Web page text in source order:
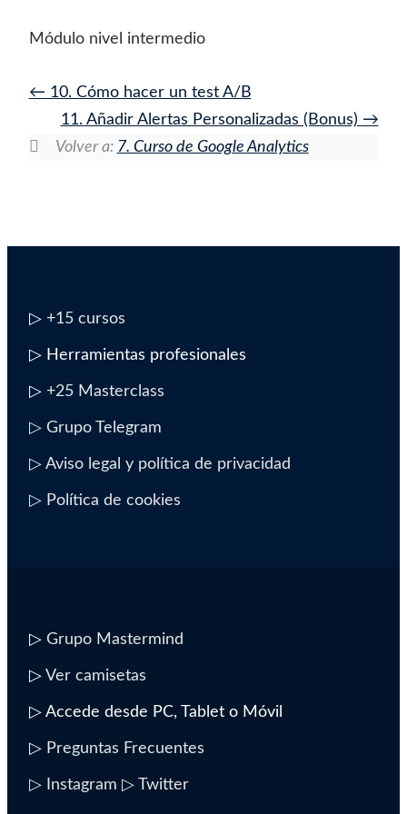
Módulo nivel intermedio
10. Cómo hacer un test A/B
11. Añadir Alertas Personalizadas (Bonus)
Volver a: 7. Curso de Google Analytics
▷ +15 cursos
▷ Herramientas profesionales
▷ +25 Masterclass
▷ Grupo Telegram
▷ Aviso legal y política de privacidad
▷ Política de cookies
▷ Grupo Mastermind
▷ Ver camisetas
▷ Accede desde PC, Tablet o Móvil
▷ Preguntas Frecuentes
▷ Instagram ▷ Twitter